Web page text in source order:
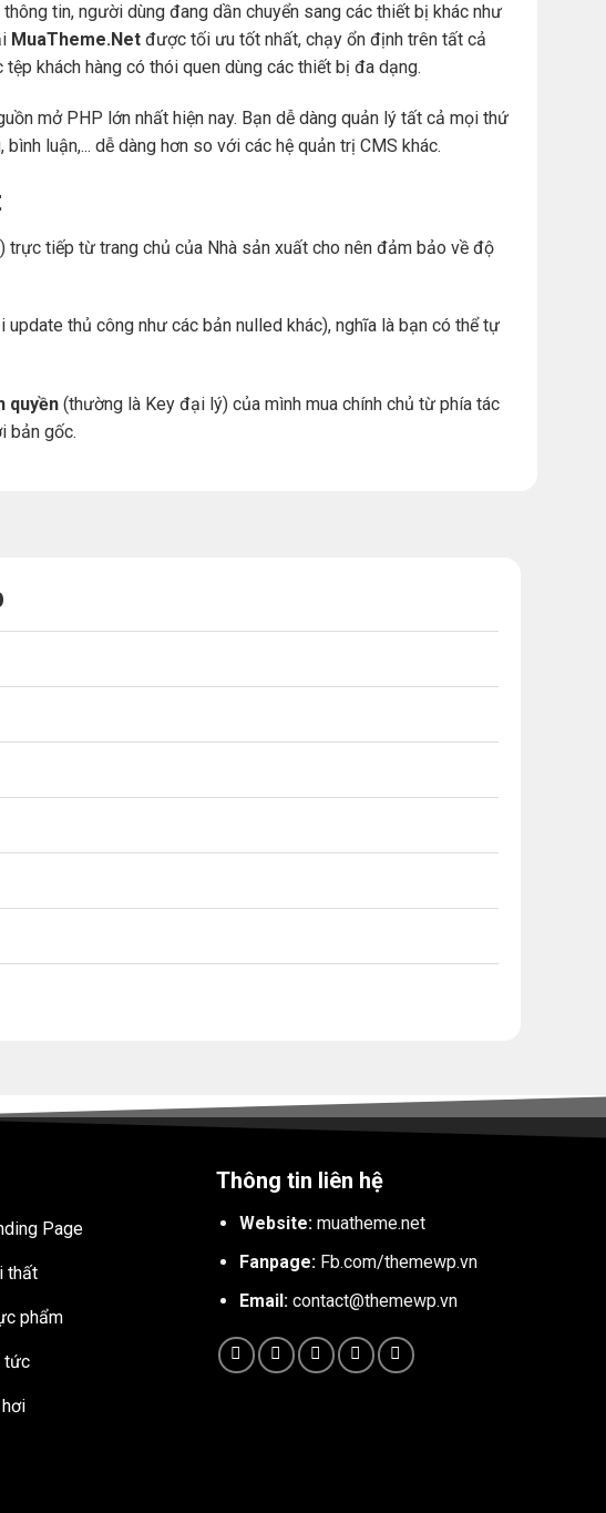
tin, người dùng đang dần chuyển sang các thiết bị khác như
MuaTheme.Net được tối ưu tốt nhất, chạy ổn định trên tất cả
khách hàng có thói quen dùng các thiết bị đa dạng.
mở PHP lớn nhất hiện nay. Bạn dễ dàng quản lý tất cả mọi thứ
luận,... dễ dàng hơn so với các hệ quản trị CMS khác.
tiếp từ trang chủ của Nhà sản xuất cho nên đảm bảo về độ
thủ công như các bản nulled khác), nghĩa là bạn có thể tự
quyền (thường là Key đại lý) của mình mua chính chủ từ phía tác
bản gốc.
Page
thất
phẩm
tức
Thông tin liên hệ
Website: muatheme.net
Fanpage: Fb.com/themewp.vn
Email: contact@themewp.vn